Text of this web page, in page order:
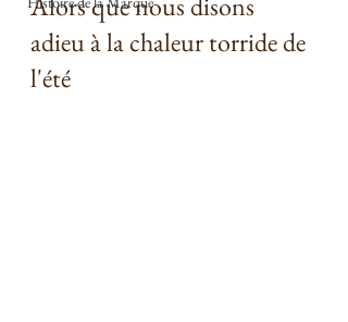
adieu à la chaleur torride de
l'été